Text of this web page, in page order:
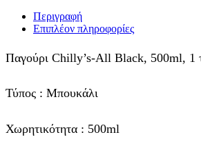
Περιγραφή
Επιπλέον πληροφορίες
Παγούρι Chilly’s-All Black, 500ml, 1
Τύπος : Μπουκάλι
Χωρητικότητα : 500ml